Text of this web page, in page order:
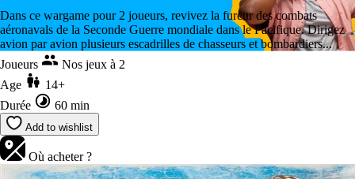
Dans ce wargame pour 2 joueurs, revivez la fureur des combats
aéronavals de la Seconde Guerre mondiale dans le Pacifique. Dirigez
avion par avion plusieurs escadrilles de chasseurs et bombardiers...
Joueurs
Nos jeux à 2
Age
14+
Durée
60 min
Add to wishlist
Où acheter ?